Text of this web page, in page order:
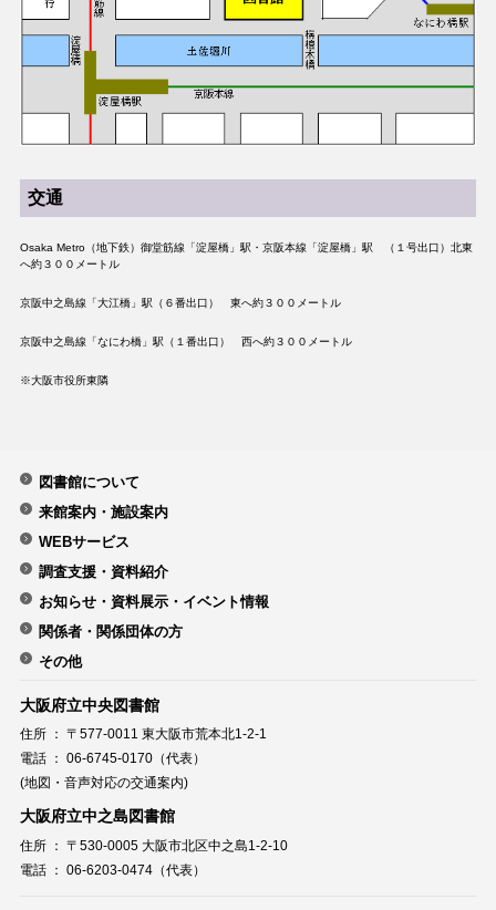
交通
Osaka Metro（地下鉄）御堂筋線「淀屋橋」駅・京阪本線「淀屋橋」駅 （１号出口）北東
へ約３００メートル
京阪中之島線「大江橋」駅（６番出口） 東へ約３００メートル
京阪中之島線「なにわ橋」駅（１番出口） 西へ約３００メートル
※大阪市役所東隣
図書館について
来館案内・施設案内
WEBサービス
調査支援・資料紹介
お知らせ・資料展示・イベント情報
関係者・関係団体の方
その他
大阪府立中央図書館
住所 ： 〒577-0011 東大阪市荒本北1-2-1
電話 ： 06-6745-0170（代表）
(地図・音声対応の交通案内)
大阪府立中之島図書館
住所 ： 〒530-0005 大阪市北区中之島1-2-10
電話 ： 06-6203-0474（代表）